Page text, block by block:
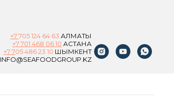
+7705 124 64 63 АЛМАТЫ
+7 701 468 06 10 АСТАНА
+7 705 486 23 10 ШЫМКЕНТ
INFO@SEAFOODGROUP.KZ